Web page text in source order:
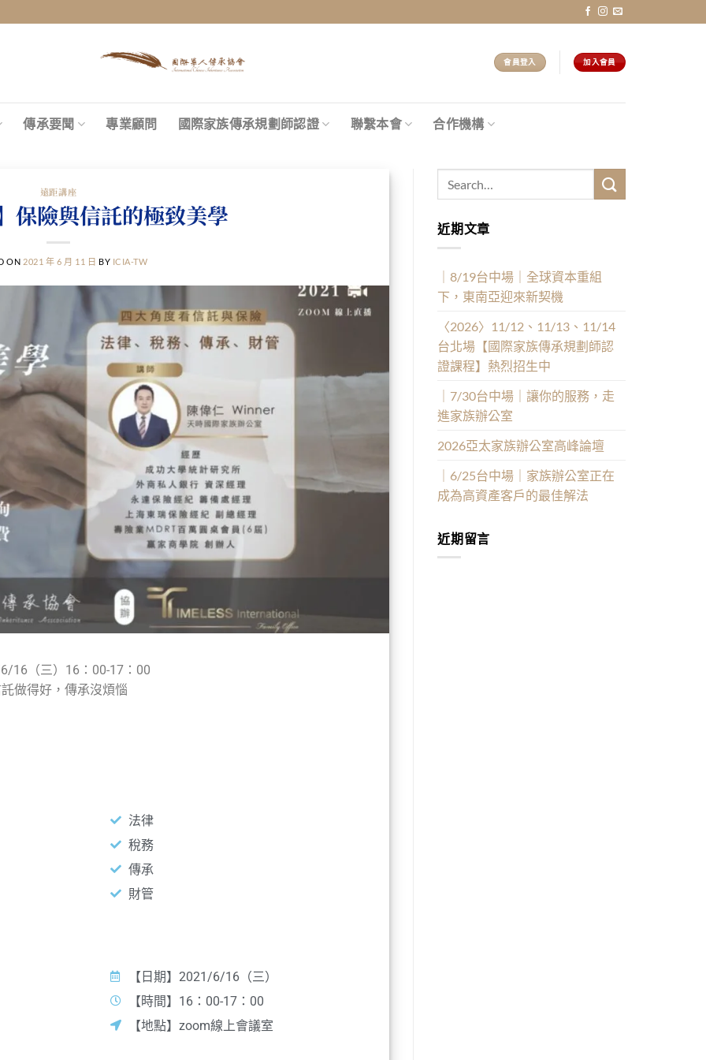
會員登入 加入會員
傳承要聞 專業顧問 國際家族傳承規劃師認證 聯繫本會 合作機構
遠距講座
保險與信託的極致美學
ON 2021 年 6 月 11 日 BY ICIA-TW
16（三）16：00-17：00
做得好，傳承沒煩惱
法律
稅務
傳承
財管
【日期】2021/6/16（三）
【時間】16：00-17：00
【地點】zoom線上會議室
近期文章
｜8/19台中場｜全球資本重組
下，東南亞迎來新契機
〈2026〉11/12、11/13、11/14
台北場【國際家族傳承規劃師認
證課程】熱烈招生中
｜7/30台中場｜讓你的服務，走
進家族辦公室
2026亞太家族辦公室高峰論壇
｜6/25台中場｜家族辦公室正在
成為高資產客戶的最佳解法
近期留言